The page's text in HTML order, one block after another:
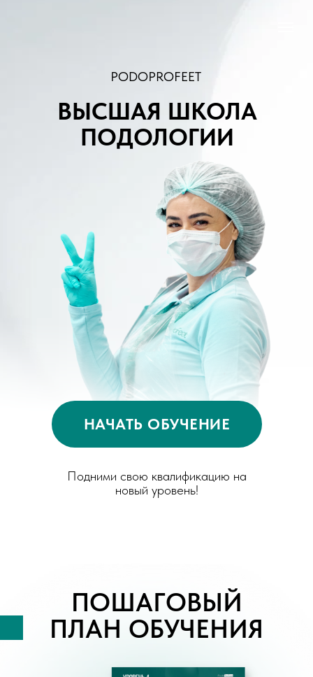
PODOPROFEET
ВЫСШАЯ ШКОЛА
ПОДОЛОГИИ
НАЧАТЬ ОБУЧЕНИЕ
Подними свою квалификацию на
новый уровень!
ПОШАГОВЫЙ
ПЛАН ОБУЧЕНИЯ